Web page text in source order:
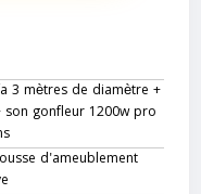
3 mètres de diamètre +
son gonfleur 1200w pro
d'ameublement